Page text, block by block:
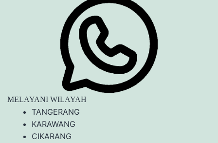
MELAYANI WILAYAH
TANGERANG
KARAWANG
CIKARANG